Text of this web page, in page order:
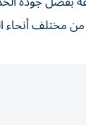
مختلف أنحاء